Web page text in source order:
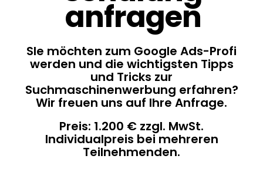
anfragen
SIe möchten zum Google Ads-Profi
werden und die wichtigsten Tipps
und Tricks zur
Suchmaschinenwerbung erfahren?
Wir freuen uns auf Ihre Anfrage.
Preis: 1.200 € zzgl. MwSt.
Individualpreis bei mehreren
Teilnehmenden.